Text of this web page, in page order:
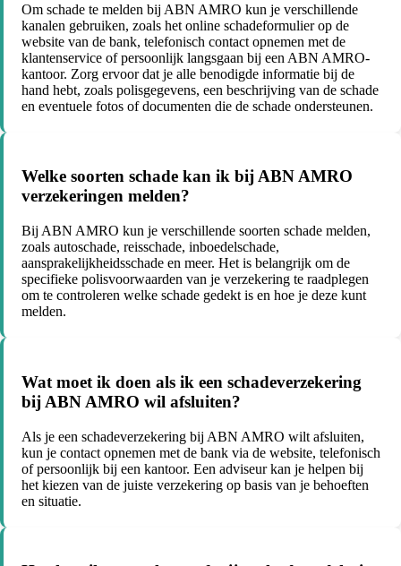
Om schade te melden bij ABN AMRO kun je verschillende
kanalen gebruiken, zoals het online schadeformulier op de
website van de bank, telefonisch contact opnemen met de
klantenservice of persoonlijk langsgaan bij een ABN AMRO-
kantoor. Zorg ervoor dat je alle benodigde informatie bij de
hand hebt, zoals polisgegevens, een beschrijving van de schade
en eventuele fotos of documenten die de schade ondersteunen.
Welke soorten schade kan ik bij ABN AMRO
verzekeringen melden?
Bij ABN AMRO kun je verschillende soorten schade melden,
zoals autoschade, reisschade, inboedelschade,
aansprakelijkheidsschade en meer. Het is belangrijk om de
specifieke polisvoorwaarden van je verzekering te raadplegen
om te controleren welke schade gedekt is en hoe je deze kunt
melden.
Wat moet ik doen als ik een schadeverzekering
bij ABN AMRO wil afsluiten?
Als je een schadeverzekering bij ABN AMRO wilt afsluiten,
kun je contact opnemen met de bank via de website, telefonisch
of persoonlijk bij een kantoor. Een adviseur kan je helpen bij
het kiezen van de juiste verzekering op basis van je behoeften
en situatie.